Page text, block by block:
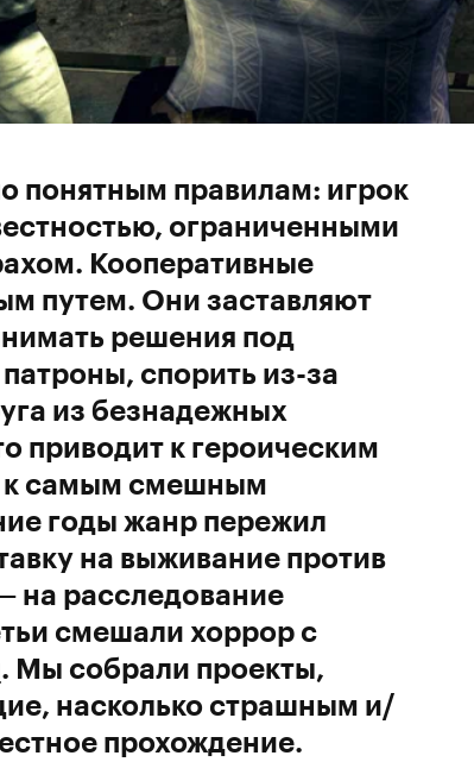
понятным правилам: игрок
ограниченными
Кооперативные
путем. Они заставляют
решения под
спорить из-за
из безнадежных
приводит к героическим
к самым смешным
годы жанр пережил
на выживание против
на расследование
смешали хоррор с
. Мы собрали проекты,
насколько страшным и/
прохождение.